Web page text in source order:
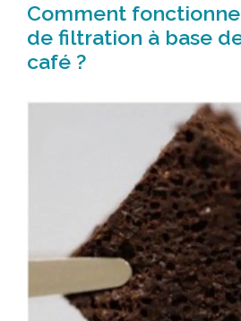
Comment
de filtration à base
café ?